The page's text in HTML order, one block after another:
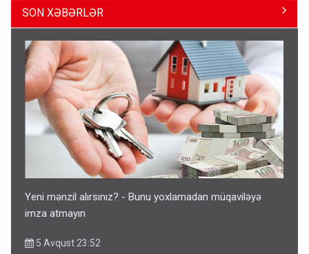
Ərdoğana sui-qəsd planının iştirakçısı detalları açıqladı
5 Avqust 16:56
SON XƏBƏRLƏR
Yeni mənzil alırsınız? - Bunu yoxlamadan müqaviləyə
imza atmayın
5 Avqust 23:52